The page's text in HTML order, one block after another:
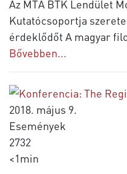
Az MTA BTK Lendület
Kutatócsoportja
érdeklődőt A magyar
Bővebben...
2018. május 9.
Események
2732
<1min